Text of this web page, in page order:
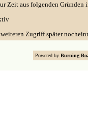
Zeit aus folgenden Gründen
Zugriff später
Powered by Burning